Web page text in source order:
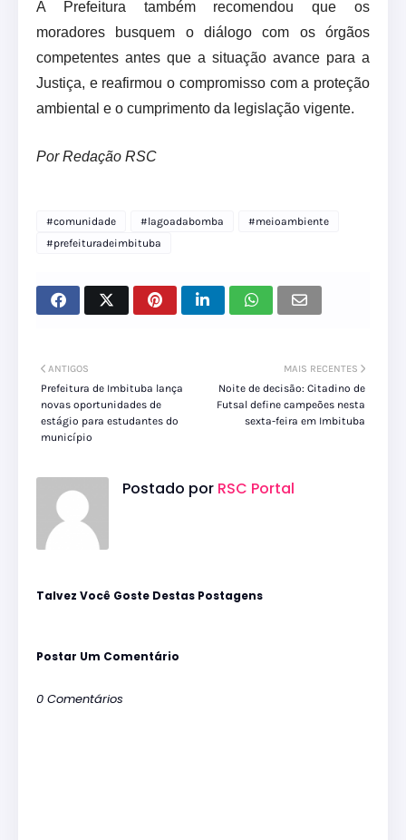
A Prefeitura também recomendou que os
moradores busquem o diálogo com os órgãos
competentes antes que a situação avance para a
Justiça, e reafirmou o compromisso com a proteção
ambiental e o cumprimento da legislação vigente.
Por Redação RSC
#comunidade #lagoadabomba
#meioambiente
#prefeituradeimbituba
MAIS RECENTES
Noite de decisão: Citadino de
Futsal define campeões nesta
sexta-feira em Imbituba
ANTIGOS
Prefeitura de Imbituba lança
novas oportunidades de
estágio para estudantes do
município
Postado por RSC Portal
Talvez Você Goste Destas Postagens
Postar Um Comentário
0 Comentários